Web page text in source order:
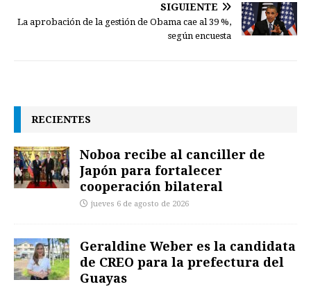
SIGUIENTE
La aprobación de la gestión de Obama cae al 39 %,
según encuesta
RECIENTES
Noboa recibe al canciller de
Japón para fortalecer
cooperación bilateral
jueves 6 de agosto de 2026
Geraldine Weber es la candidata
de CREO para la prefectura del
Guayas